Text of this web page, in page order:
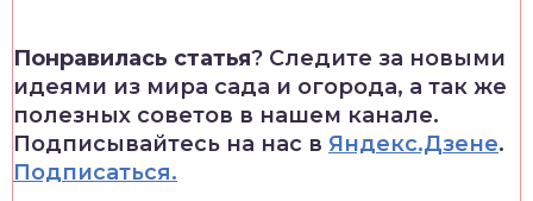
Понравилась статья? Следите за новыми
идеями из мира сада и огорода, а так же
полезных советов в нашем канале.
Подписывайтесь на нас в Яндекс.Дзене.
Подписаться.